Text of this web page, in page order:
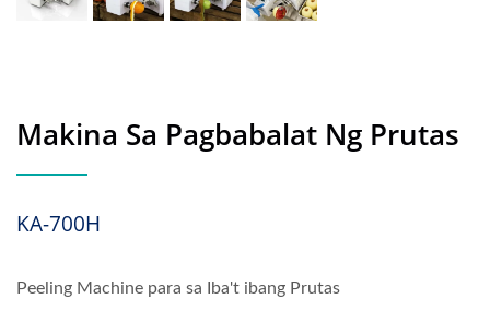
Makina Sa Pagbabalat Ng Prutas
KA-700H
Peeling Machine para sa Iba't ibang Prutas